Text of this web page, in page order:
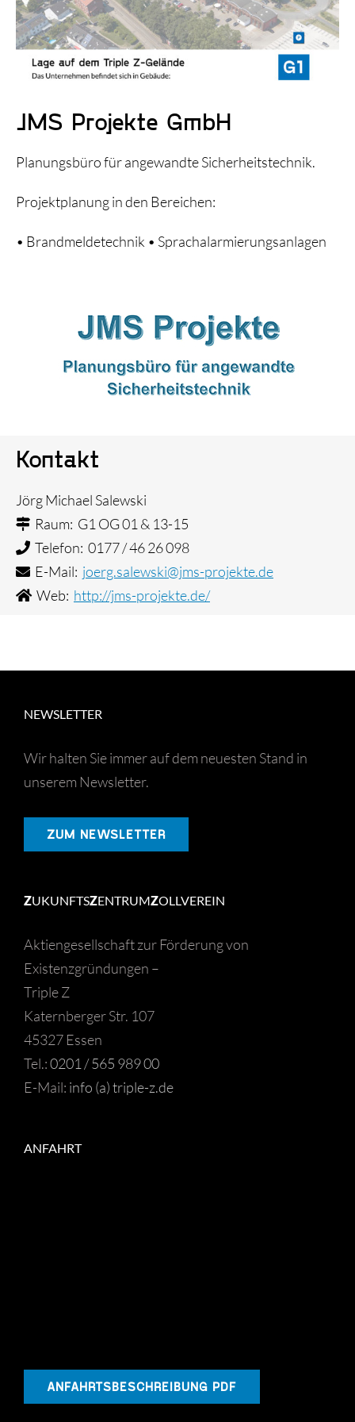
Triple Z-Blog
Über uns
JMS Projekte GmbH
Planungsbüro für angewandte Sicherheitstechnik.
Projektplanung in den Bereichen:
• Brandmeldetechnik • Sprachalarmierungsanlagen
Kontakt
Jörg Michael Salewski
Raum: G1 OG 01 & 13-15
Telefon: 0177 / 46 26 098
E-Mail: joerg.salewski@jms-projekte.de
Web: http://jms-projekte.de/
NEWSLETTER
Wir halten Sie immer auf dem neuesten Stand in
unserem Newsletter.
ZUM NEWSLETTER
ZUKUNFTSZENTRUMZOLLVEREIN
Aktiengesellschaft zur Förderung von
Existenzgründungen –
Triple Z
Katernberger Str. 107
45327 Essen
Tel.:0201 / 565 989 00
E-Mail: info (a) triple-z.de
ANFAHRT
ANFAHRTSBESCHREIBUNG PDF